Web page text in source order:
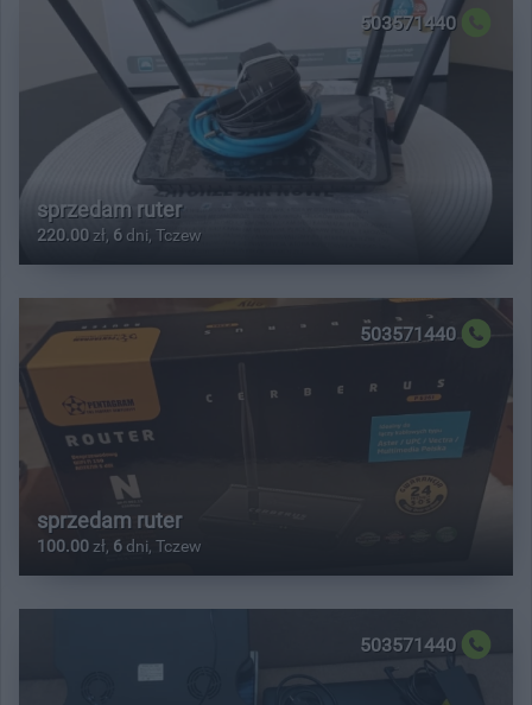
503571440
sprzedam ruter
220.00 zł, 6 dni, Tczew
503571440
sprzedam ruter
100.00 zł, 6 dni, Tczew
503571440